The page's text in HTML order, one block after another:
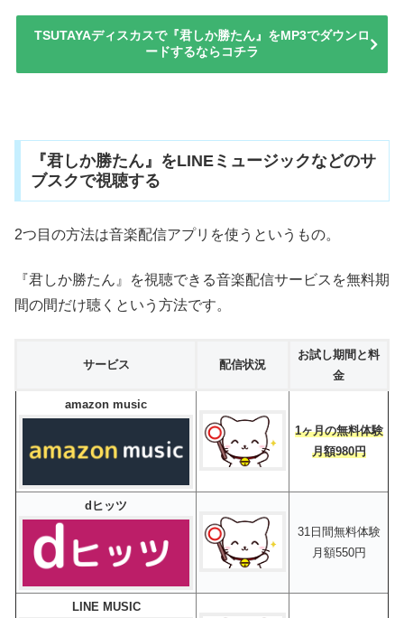
TSUTAYAディスカスで『君しか勝たん』をMP3でダウンロ
ードするならコチラ
『君しか勝たん』をLINEミュージックなどのサ
ブスクで視聴する
2つ目の方法は音楽配信アプリを使うというもの。
『君しか勝たん』を視聴できる音楽配信サービスを無料期
間の間だけ聴くという方法です。
サービス 配信状況
お試し期間と料
金
amazon music
1ヶ月の無料体験
月額980円
dヒッツ
31日間無料体験
月額550円
LINE MUSIC